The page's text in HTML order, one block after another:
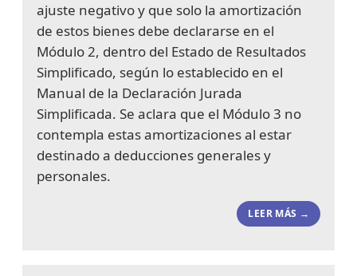
ajuste negativo y que solo la amortización
de estos bienes debe declararse en el
Módulo 2, dentro del Estado de Resultados
Simplificado, según lo establecido en el
Manual de la Declaración Jurada
Simplificada. Se aclara que el Módulo 3 no
contempla estas amortizaciones al estar
destinado a deducciones generales y
personales.
LEER MÁS →